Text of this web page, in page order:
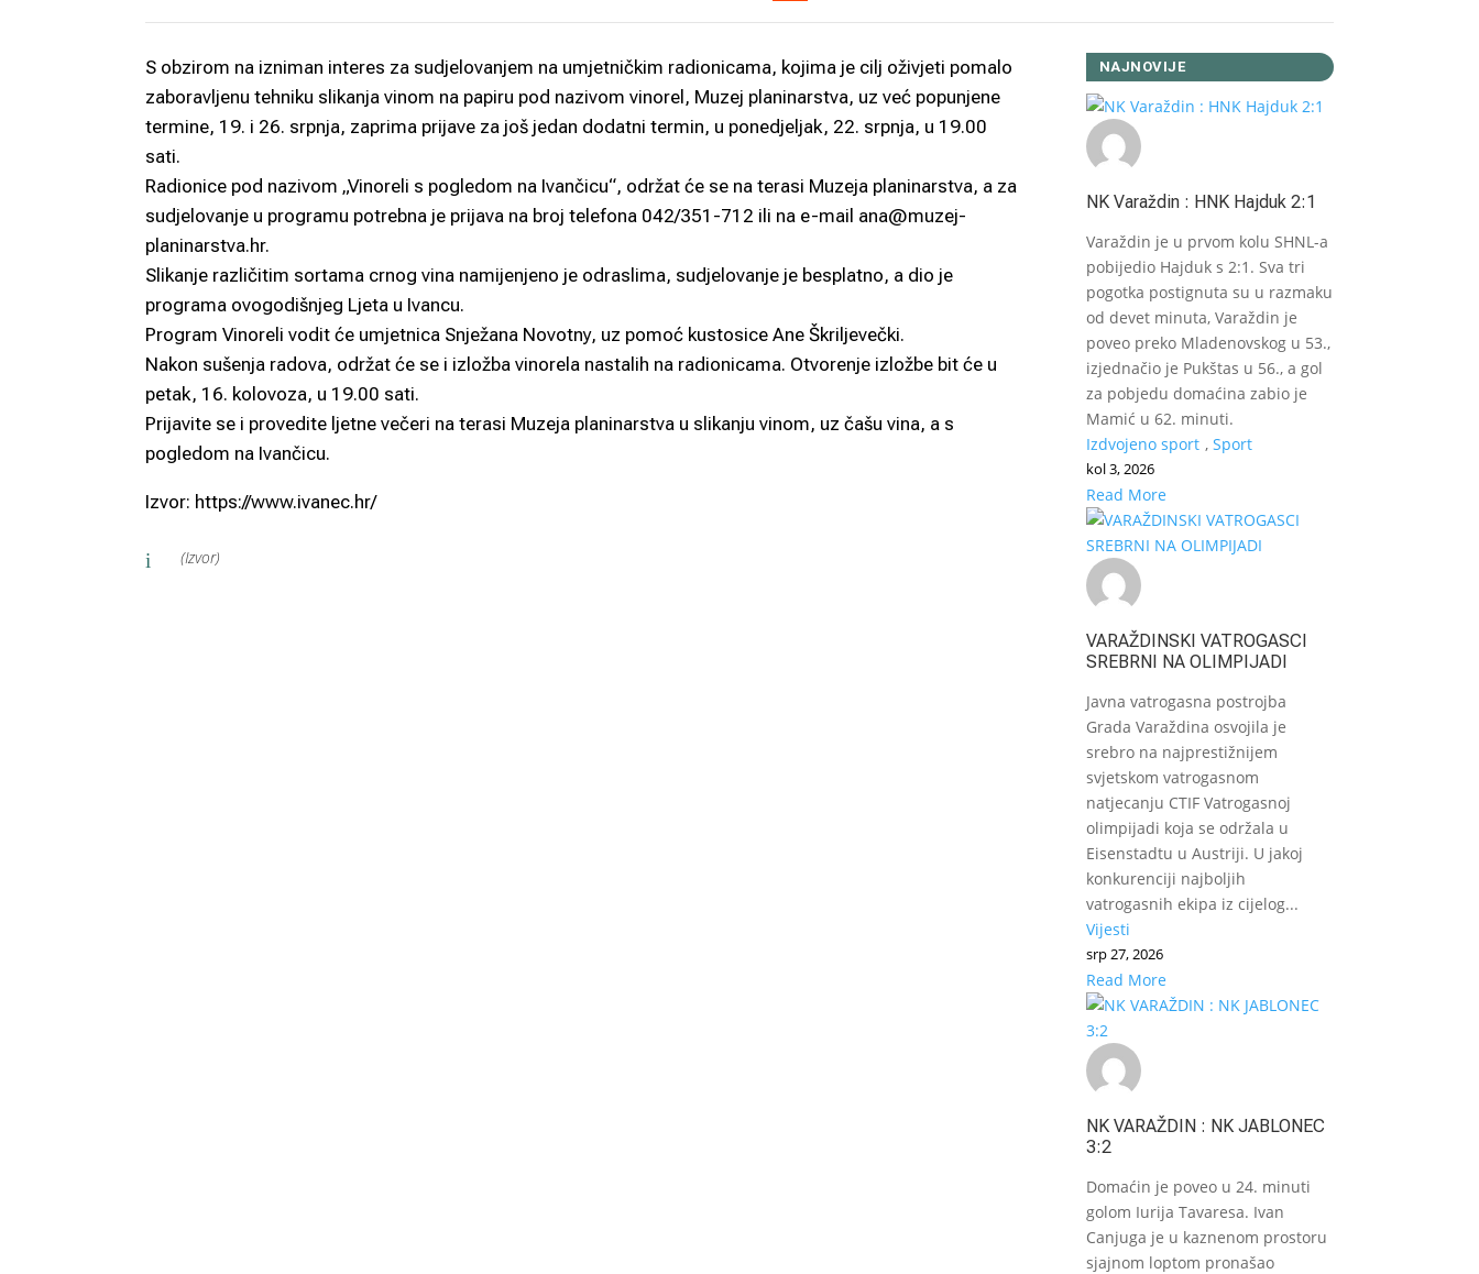
Link
Reddit
S obzirom na izniman interes za sudjelovanjem na umjetničkim radionicama, kojima je cilj oživjeti pomalo
zaboravljenu tehniku slikanja vinom na papiru pod nazivom vinorel, Muzej planinarstva, uz već popunjene
termine, 19. i 26. srpnja, zaprima prijave za još jedan dodatni termin, u ponedjeljak, 22. srpnja, u 19.00
sati.
Radionice pod nazivom „Vinoreli s pogledom na Ivančicu“, održat će se na terasi Muzeja planinarstva, a za
sudjelovanje u programu potrebna je prijava na broj telefona 042/351-712 ili na e-mail ana@muzej-
planinarstva.hr.
Slikanje različitim sortama crnog vina namijenjeno je odraslima, sudjelovanje je besplatno, a dio je
programa ovogodišnjeg Ljeta u Ivancu.
Program Vinoreli vodit će umjetnica Snježana Novotny, uz pomoć kustosice Ane Škriljevečki.
Nakon sušenja radova, održat će se i izložba vinorela nastalih na radionicama. Otvorenje izložbe bit će u
petak, 16. kolovoza, u 19.00 sati.
Prijavite se i provedite ljetne večeri na terasi Muzeja planinarstva u slikanju vinom, uz čašu vina, a s
pogledom na Ivančicu.
Izvor: https://www.ivanec.hr/
i (Izvor)
NAJNOVIJE
NK Varaždin : HNK Hajduk 2:1
Varaždin je u prvom kolu SHNL-a
pobijedio Hajduk s 2:1. Sva tri
pogotka postignuta su u razmaku
od devet minuta, Varaždin je
poveo preko Mladenovskog u 53.,
izjednačio je Pukštas u 56., a gol
za pobjedu domaćina zabio je
Mamić u 62. minuti.
Izdvojeno sport , Sport
kol 3, 2026
Read More
VARAŽDINSKI VATROGASCI
SREBRNI NA OLIMPIJADI
Javna vatrogasna postrojba
Grada Varaždina osvojila je
srebro na najprestižnijem
svjetskom vatrogasnom
natjecanju CTIF Vatrogasnoj
olimpijadi koja se održala u
Eisenstadtu u Austriji. U jakoj
konkurenciji najboljih
vatrogasnih ekipa iz cijelog...
Vijesti
srp 27, 2026
Read More
NK VARAŽDIN : NK JABLONEC
3:2
Domaćin je poveo u 24. minuti
golom Iurija Tavaresa. Ivan
Canjuga je u kaznenom prostoru
sjajnom loptom pronašao